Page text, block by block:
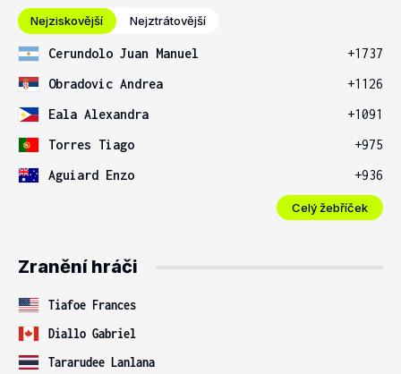
Nejziskovější Nejztrátovější
Cerundolo Juan Manuel
+1737
Obradovic Andrea
+1126
Eala Alexandra
+1091
Torres Tiago
+975
Aguiard Enzo
+936
Celý žebříček
Zranění hráči
Tiafoe Frances
Diallo Gabriel
Tararudee Lanlana